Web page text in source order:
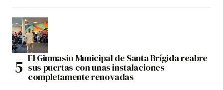
El Gimnasio Municipal de Santa Brígida reabre
sus puertas con unas instalaciones
completamente renovadas